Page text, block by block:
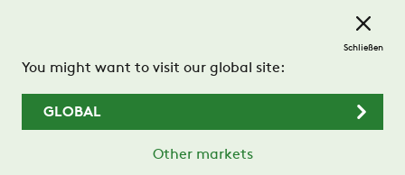
You might want to visit our global site:
GLOBAL
Other markets
Schließen